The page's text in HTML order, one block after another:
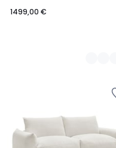
COCOONE
1499,00 €